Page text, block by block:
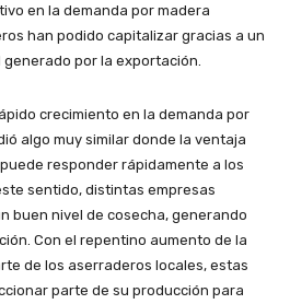
en la demanda por madera
han podido capitalizar gracias a un
por la exportación.
crecimiento en la demanda por
algo muy similar donde la ventaja
responder rápidamente a los
sentido, distintas empresas
buen nivel de cosecha, generando
Con el repentino aumento de la
de los aserraderos locales, estas
parte de su producción para